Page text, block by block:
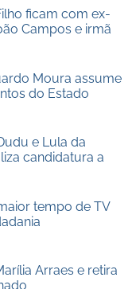
ficam com ex-
Campos e irmã
Moura assume
do Estado
e Lula da
candidatura a
tempo de TV
Arraes e retira